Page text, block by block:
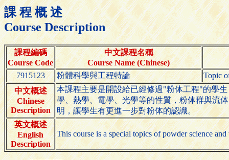
課 程 概 述
Course Description
課程編碼
Course Code
中文課程名稱
Course Name (Chinese)
7915123
粉體科學與工程特論
Topic
中文概述
Chinese
Description
本課程主要是開設給已經修過"粉体工程"的學
學、熱學、電學、光學等的性質，粉体群與流
明，讓學生有更進一步對粉体的認識。
英文概述
English
Description
This course is a special topics of powder science